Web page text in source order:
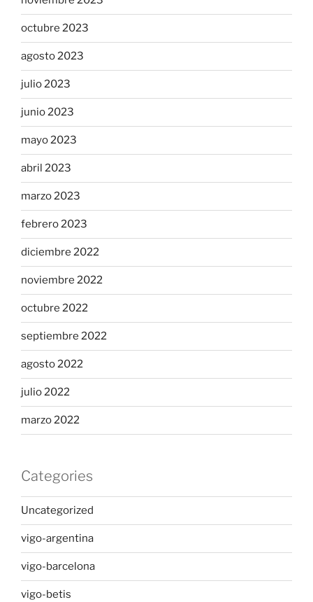
octubre 2023
agosto 2023
julio 2023
junio 2023
mayo 2023
abril 2023
marzo 2023
febrero 2023
diciembre 2022
noviembre 2022
octubre 2022
septiembre 2022
agosto 2022
julio 2022
marzo 2022
Categories
Uncategorized
vigo-argentina
vigo-barcelona
vigo-betis